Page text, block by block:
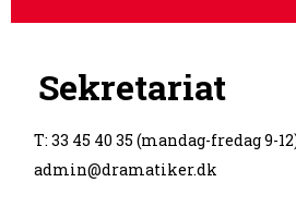
Sekretariat
T: 33 45 40 35 (mandag-fredag 9-
admin@dramatiker.dk